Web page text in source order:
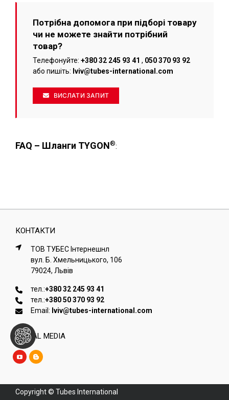
Потрібна допомога при підборі товару
чи не можете знайти потрібний
товар?
Телефонуйте: +380 32 245 93 41 , 050 370 93 92
або пишіть: lviv@tubes-international.com
ВИСЛАТИ ЗАПИТ
FAQ – Шланги TYGON®:
КОНТАКТИ
ТОВ ТУБЕС Iнтернешнл
вул. Б. Хмельницького, 106
79024, Львiв
тел.:+380 32 245 93 41
тел.:+380 50 370 93 92
Email: lviv@tubes-international.com
SOCIAL MEDIA
Copyright © Tubes International